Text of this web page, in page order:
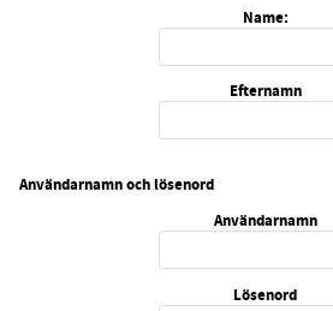
Name:
Efternamn
Användarnamn och lösenord
Användarnamn
Lösenord